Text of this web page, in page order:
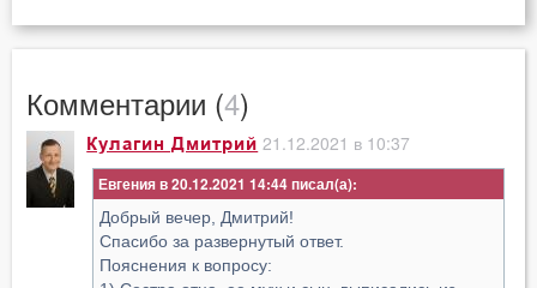
Комментарии (4)
Кулагин Дмитрий 21.12.2021 в 10:37
Евгения в 20.12.2021 14:44
Добрый вечер, Дмитрий!
Спасибо за развернутый ответ.
Пояснения к вопросу: